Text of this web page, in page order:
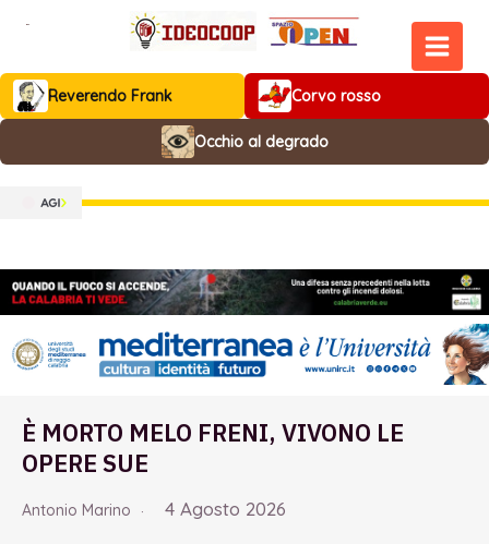
MAIN
Reverendo Frank Corvo rosso
Occhio al degrado
È MORTO MELO FRENI, VIVONO LE
OPERE SUE
Antonio Marino 4 Agosto 2026